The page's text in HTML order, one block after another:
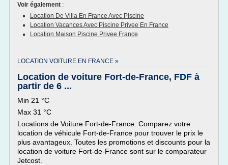
Voir également :
Location De Villa En France Avec Piscine
Location Vacances Avec Piscine Privee En France
Location Maison Piscine Privee France
LOCATION VOITURE EN FRANCE »
Location de voiture Fort-de-France, FDF à
partir de 6 ...
Min 21 °C
Max 31 °C
Locations de Voiture Fort-de-France: Comparez votre
location de véhicule Fort-de-France pour trouver le prix le
plus avantageux. Toutes les promotions et discounts pour la
location de voiture Fort-de-France sont sur le comparateur
Jetcost.